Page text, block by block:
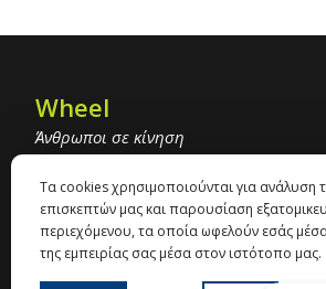
Wheel
Άνθρωποι σε κίνηση
info@wheel.gr
Γρ. Λαμπράκη 47 με Ορτανσίας,
Θεσσαλονίκη
Τα cookies χρησιμοποιούνται για ανάλυση
επισκεπτών μας και παρουσίαση
περιεχόμενου, τα οποία ωφελούν εσάς
της εμπειρίας σας μέσα στον ιστότοπο μας.